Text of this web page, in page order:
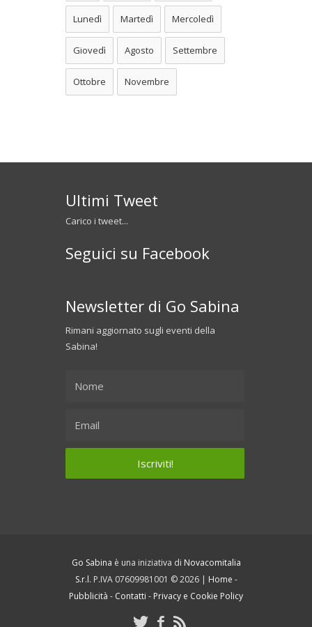
Lunedì Martedì Mercoledì
Giovedì Agosto Settembre
Ottobre Novembre
Ultimi Tweet
Carico i tweet...
Seguici su Facebook
Newsletter di Go Sabina
Rimani aggiornato sugli eventi della
Sabina!
Go Sabina è una iniziativa di Novacomitalia
S.r.l. P.IVA 07609981001 © 2026 | Home -
Pubblicità - Contatti - Privacy e Cookie Policy